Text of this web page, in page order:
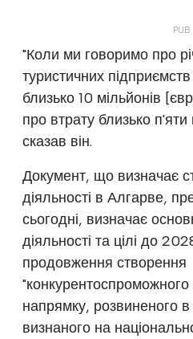
"Коли ми говоримо про
туристичних
близько 10 мільйонів
про втрату близько п'яти
сказав він.
Документ, що визначає
діяльності в Алгарве,
сьогодні, визначає
діяльності та цілі до
продовження створення
"конкурентоспроможного
напрямку, розвиненого в
визнаного на